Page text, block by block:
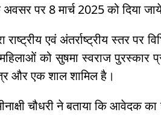
अवसर पर 8 मार्च 2025 को दिया
राष्ट्रीय एवं अंतर्राष्ट्रीय स्तर पर
महिलाओं को सुषमा स्वराज
और एक शाल शामिल है।
चौधरी ने बताया कि आवेदक